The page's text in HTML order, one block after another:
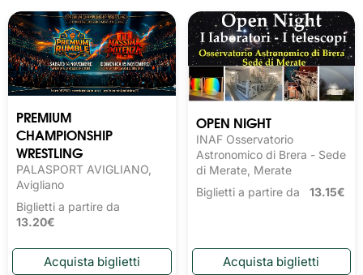
PREMIUM
CHAMPIONSHIP
WRESTLING
PALASPORT AVIGLIANO,
Avigliano
Biglietti a partire da
13.20€
OPEN NIGHT
INAF Osservatorio
Astronomico di Brera - Sede
di Merate, Merate
Biglietti a partire da 13.15€